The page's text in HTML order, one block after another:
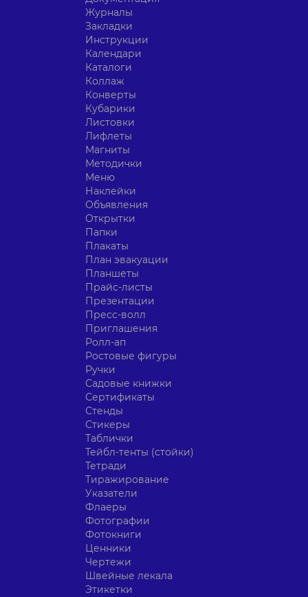
Журналы
Закладки
Инструкции
Календари
Каталоги
Коллаж
Конверты
Кубарики
Листовки
Лифлеты
Магниты
Методички
Меню
Наклейки
Объявления
Открытки
Папки
Плакаты
План эвакуации
Планшеты
Прайс-листы
Презентации
Пресс-волл
Приглашения
Ролл-ап
Ростовые фигуры
Ручки
Садовые книжки
Сертификаты
Стенды
Стикеры
Таблички
Тейбл-тенты (стойки)
Тетради
Тиражирование
Указатели
Флаеры
Фотографии
Фотокниги
Ценники
Чертежи
Швейные лекала
Этикетки